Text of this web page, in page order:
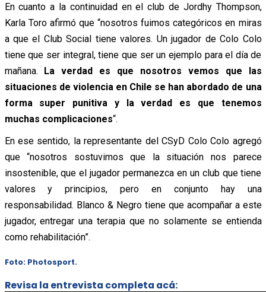
En cuanto a la continuidad en el club de Jordhy Thompson,
Karla Toro afirmó que “nosotros fuimos categóricos en miras
a que el Club Social tiene valores. Un jugador de Colo Colo
tiene que ser integral, tiene que ser un ejemplo para el día de
mañana. La verdad es que nosotros vemos que las
situaciones de violencia en Chile se han abordado de una
forma super punitiva y la verdad es que tenemos
muchas complicaciones“.
En ese sentido, la representante del CSyD Colo Colo agregó
que “nosotros sostuvimos que la situación nos parece
insostenible, que el jugador permanezca en un club que tiene
valores y principios, pero en conjunto hay una
responsabilidad. Blanco & Negro tiene que acompañar a este
jugador, entregar una terapia que no solamente se entienda
como rehabilitación”.
Foto: Photosport.
Revisa la entrevista completa acá: